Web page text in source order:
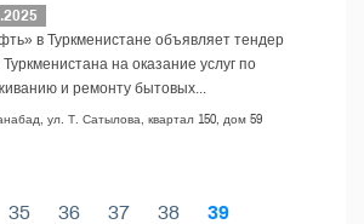
в Туркменистане объявляет тендер
на оказание услуг по
и ремонту бытовых...
ул. Т. Сатылова, квартал 150, дом 59
35 36 37 38 39